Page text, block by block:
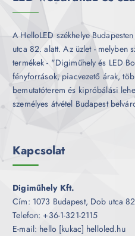
A HelloLED székhelye
utca 82. alatt. Az üzlet - melyben
termékek - "Digiműhely és LED
fényforrások, piacvezető árak,
bemutatóterem és kipróbálási
személyes átvétel Budapest
Kapcsolat
Digiműhely Kft.
Cím: 1073 Budapest, Dob utca
Telefon: +36-1-321-2115
E-mail: hello [kukac] helloled.hu